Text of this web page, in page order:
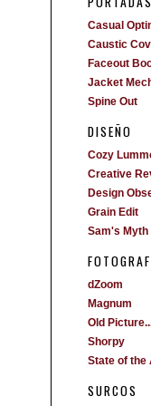
Casual
Caustic
Faceout
Jacket
Spine Out
DISEÑO
Cozy
Creative
Design
Grain Edit
Sam's Myth
dZoom
Magnum
Old
Shorpy
State of the
SURCOS